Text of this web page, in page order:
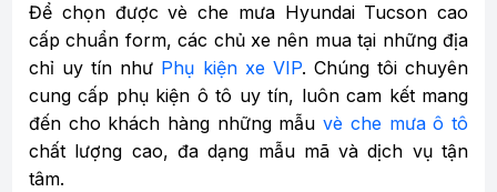
Để chọn được vè che mưa Hyundai Tucson cao
cấp chuẩn form, các chủ xe nên mua tại những địa
chỉ uy tín như Phụ kiện xe VIP. Chúng tôi chuyên
cung cấp phụ kiện ô tô uy tín, luôn cam kết mang
đến cho khách hàng những mẫuvè che mưa ô tô
chất lượng cao, đa dạng mẫu mã và dịch vụ tận
tâm.